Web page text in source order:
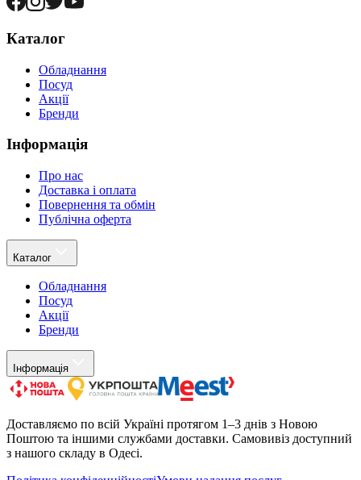
Каталог
Обладнання
Посуд
Акції
Бренди
Інформація
Про нас
Доставка і оплата
Повернення та обмін
Публічна оферта
Каталог
Обладнання
Посуд
Акції
Бренди
Інформація
Доставляємо по всій Україні протягом 1–3 днів з Новою
Поштою та іншими службами доставки. Самовивіз доступний
з нашого складу в Одесі.